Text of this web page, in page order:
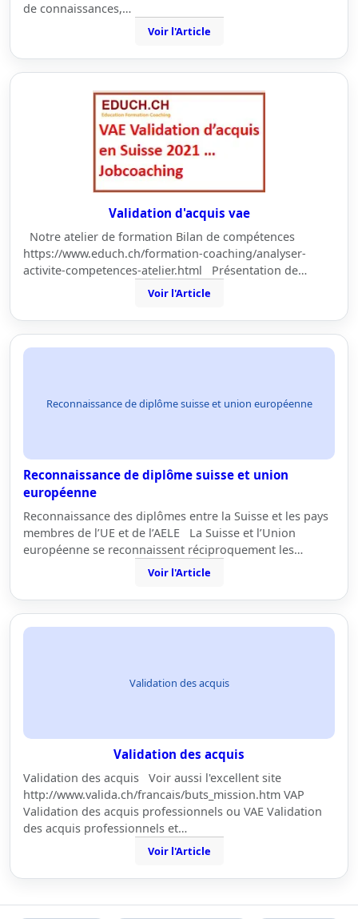
de connaissances,…
Voir l'Article
Validation d'acquis vae
Notre atelier de formation Bilan de compétences
https://www.educh.ch/formation-coaching/analyser-
activite-competences-atelier.html Présentation de…
Voir l'Article
Reconnaissance de diplôme suisse et union européenne
Reconnaissance de diplôme suisse et union
européenne
Reconnaissance des diplômes entre la Suisse et les pays
membres de l’UE et de l’AELE La Suisse et l’Union
européenne se reconnaissent réciproquement les…
Voir l'Article
Validation des acquis
Validation des acquis
Validation des acquis Voir aussi l'excellent site
http://www.valida.ch/francais/buts_mission.htm VAP
Validation des acquis professionnels ou VAE Validation
des acquis professionnels et…
Voir l'Article